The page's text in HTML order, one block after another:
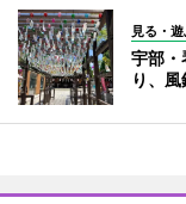
見る・
宇部
り、